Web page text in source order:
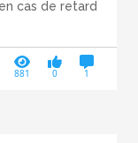
cas de retard
881 0 1